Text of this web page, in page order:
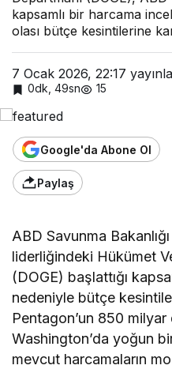
kapsamlı bir harcama
olası bütçe kesintilerine
7 Ocak 2026, 22:17
0dk, 49sn 15
Google'da Abone Ol
Paylaş
ABD Savunma
liderliğindeki Hükümet
(DOGE) başlattığı
nedeniyle bütçe
Pentagon’un 850 milyar
Washington’da yoğun
mevcut harcamaların